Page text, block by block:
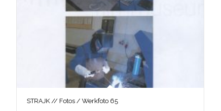
STRAJK // Fotos / Werkfoto 65